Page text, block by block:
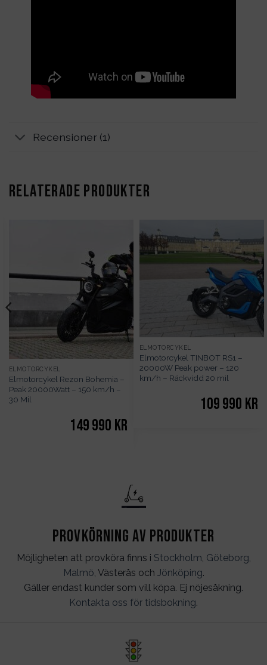
Recensioner (1)
RELATERADE PRODUKTER
ELMOTORCYKEL
Elmotorcykel Rezon Bohemia –
Peak 20000Watt – 150 km/h –
30 Mil
149 990 kr
ELMOTORCYKEL
Elmotorcykel TINBOT RS1 –
20000W Peak power – 120
km/h – Räckvidd 20 mil
109 990 kr
Provkörning av produkter
Möjligheten att provköra finns i Stockholm Göteborg
Malmö , Västerås och Jönköping.
Gäller endast kunder som vill köpa. Ej nöjesåkning.
Kontakta oss för tidsbokning.